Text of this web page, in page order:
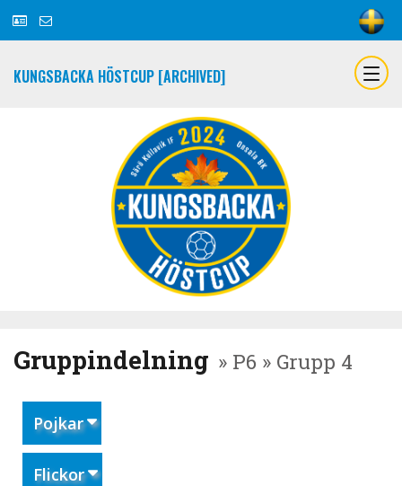
KUNGSBACKA HÖSTCUP [ARCHIVED]
Gruppindelning » P6 » Grupp 4
Pojkar
Flickor